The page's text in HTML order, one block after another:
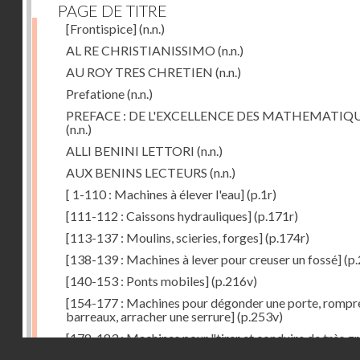
PAGE DE TITRE
[Frontispice](n.n.)
AL RE CHRISTIANISSIMO (n.n.)
AU ROY TRES CHRETIEN (n.n.)
Prefatione(n.n.)
PREFACE : DE L'EXCELLENCE DES
(n.n.)
ALLI BENINI LETTORI (n.n.)
AUX BENINS LECTEURS (n.n.)
[ 1-110 : Machines à élever l'eau](p.1r)
[111-112 : Caissons hydrauliques](p.171r)
[113-137 : Moulins, scieries, forges](p.174r)
[138-139 : Machines à lever pour creuser un fossé]
[140-153 : Ponts mobiles](p.216v)
[154-177 : Machines pour dégonder une porte,
barreaux, arracher une serrure](p.253v)
[178-183 : Machines pour "tirer et conduire de très